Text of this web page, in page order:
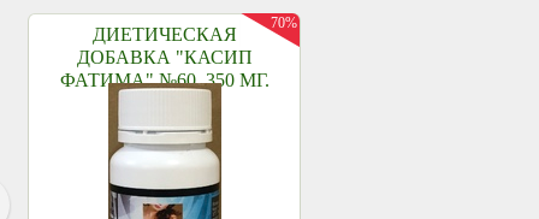
ДИЕТИЧЕСКАЯ
ДОБАВКА "КАСИП
ФАТИМА" №60, 350 МГ.
70%